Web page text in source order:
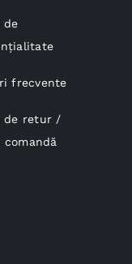
de
frecvente
de retur /
comandă